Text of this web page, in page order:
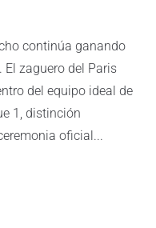
continúa ganando
zaguero del Paris
del equipo ideal de
1, distinción
oficial...